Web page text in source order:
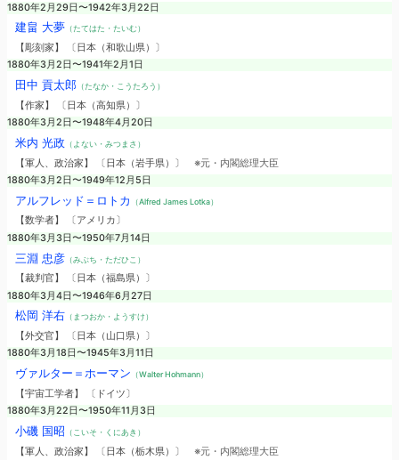
1880年2月29日〜1942年3月22日
建畠 大夢（たてはた・たいむ）
【彫刻家】 〔日本（和歌山県）〕
1880年3月2日〜1941年2月1日
田中 貢太郎（たなか・こうたろう）
【作家】 〔日本（高知県）〕
1880年3月2日〜1948年4月20日
米内 光政 （よない・みつまさ）
【軍人、政治家】 〔日本（岩手県）〕 ※元・内閣総理大臣
1880年3月2日〜1949年12月5日
アルフレッド＝ロトカ （Alfred James Lotka）
【数学者】 〔アメリカ〕
1880年3月3日〜1950年7月14日
三淵 忠彦（みぶち・ただひこ）
【裁判官】 〔日本（福島県）〕
1880年3月4日〜1946年6月27日
松岡 洋右（まつおか・ようすけ）
【外交官】 〔日本（山口県）〕
1880年3月18日〜1945年3月11日
ヴァルター＝ホーマン （Walter Hohmann）
【宇宙工学者】 〔ドイツ〕
1880年3月22日〜1950年11月3日
小磯 国昭 （こいそ・くにあき）
【軍人、政治家】 〔日本（栃木県）〕 ※元・内閣総理大臣